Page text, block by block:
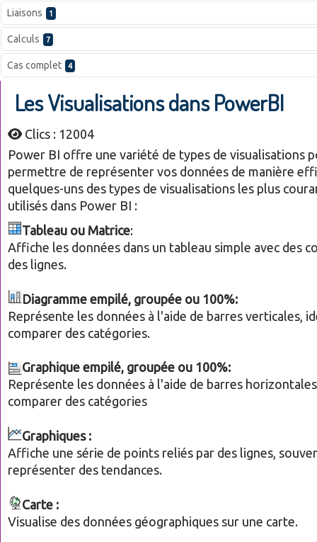
Liaisons 1
Calculs 7
Cas complet 4
Les Visualisations dans PowerBI
Clics : 12004
Power BI offre une variété de types de visualisations
permettre de représenter vos données de manière
quelques-uns des types de visualisations les plus
utilisés dans Power BI :
Tableau ou Matrice:
Affiche les données dans un tableau simple avec des
des lignes.
Diagramme empilé, groupée ou 100%:
Représente les données à l'aide de barres verticales,
comparer des catégories.
Graphique empilé, groupée ou 100%:
Représente les données à l'aide de barres
comparer des catégories
Graphiques :
Affiche une série de points reliés par des lignes,
représenter des tendances.
Carte :
Visualise des données géographiques sur une carte.